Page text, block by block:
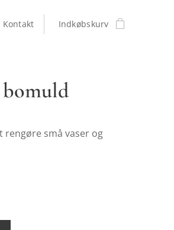
Kontakt Indkøbskurv
bomuld
rengøre små vaser og